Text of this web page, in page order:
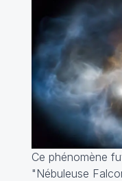
Ce phénomène
"Nébuleuse